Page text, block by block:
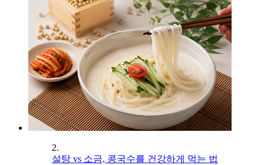
2.
설탕 vs 소금, 콩국수를 건강하게 먹는 법